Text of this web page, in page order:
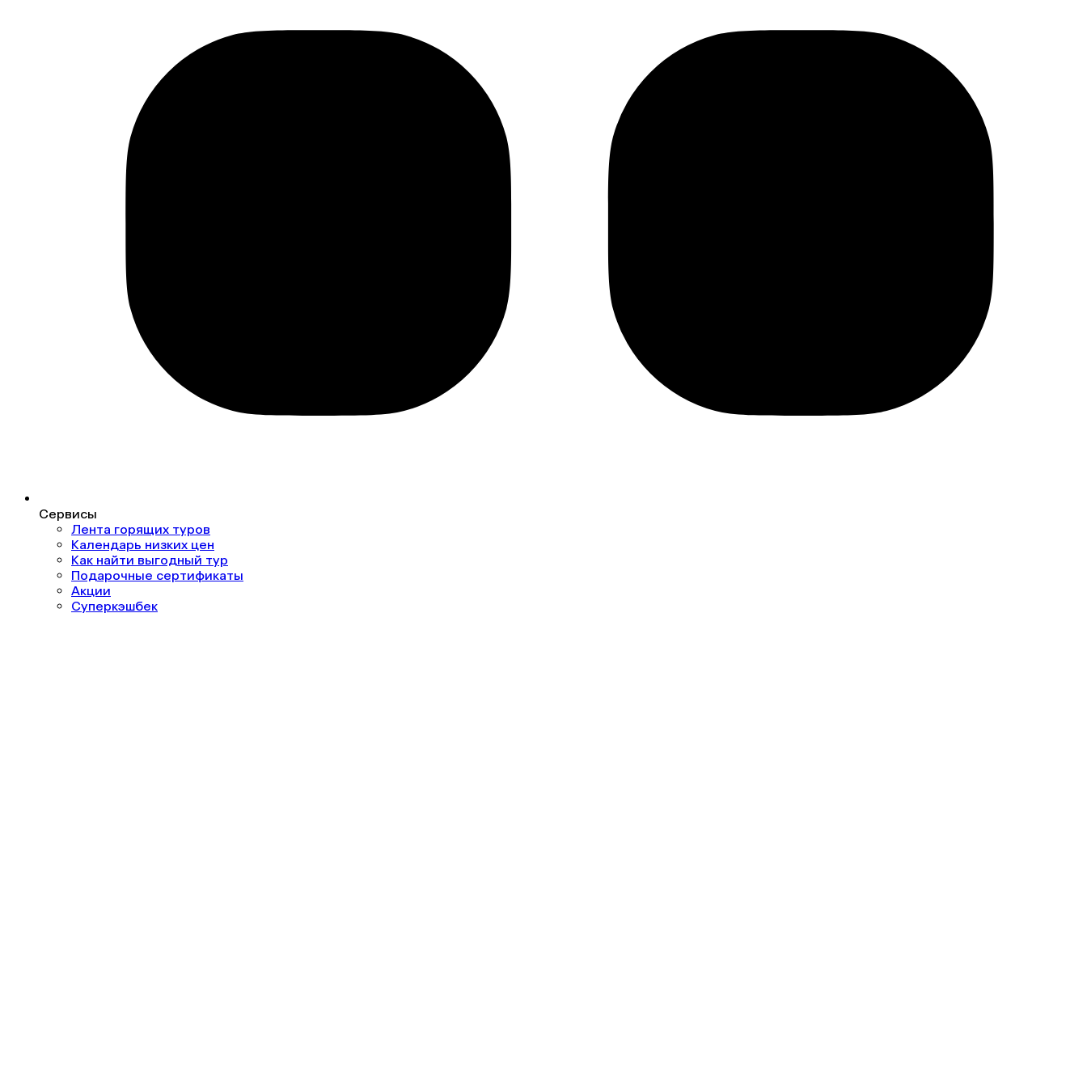
Сервисы
Лента горящих туров
Календарь низких цен
Как найти выгодный тур
Подарочные сертификаты
Акции
Суперкэшбек